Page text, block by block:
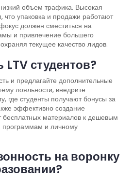
объем трафика. Высокая
что упаковка и продажи работают
должен сместиться на
и привлечение большего
текущее качество лидов.
студентов?
и предлагайте дополнительные
лояльности, внедрите
где студенты получают бонусы за
эффективно создание
бесплатных материалов к дешевым
программам и личному
на воронку